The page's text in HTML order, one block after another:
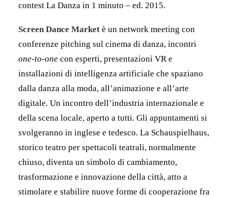
contest La Danza in 1 minuto – ed. 2015.
Screen Dance Market è un network meeting con
conferenze pitching sul cinema di danza, incontri
one-to-one con esperti, presentazioni VR e
installazioni di intelligenza artificiale che spaziano
dalla danza alla moda, all’animazione e all’arte
digitale. Un incontro dell’industria internazionale e
della scena locale, aperto a tutti. Gli appuntamenti si
svolgeranno in inglese e tedesco. La Schauspielhaus,
storico teatro per spettacoli teatrali, normalmente
chiuso, diventa un simbolo di cambiamento,
trasformazione e innovazione della città, atto a
stimolare e stabilire nuove forme di cooperazione fra